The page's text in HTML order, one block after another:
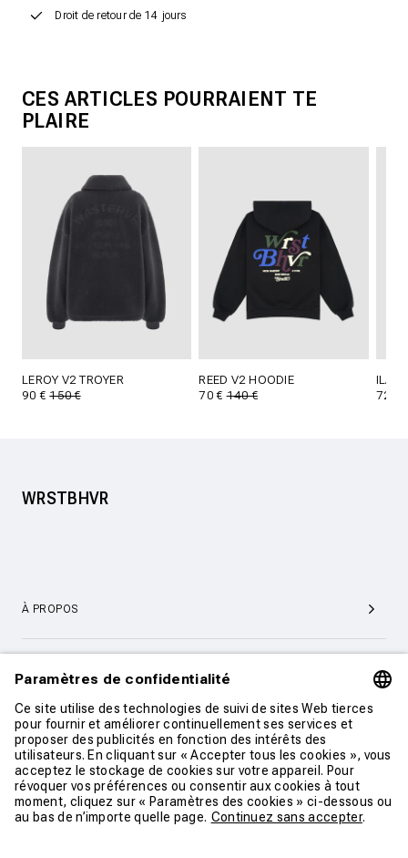
Droit de retour de 14 jours
CES ARTICLES POURRAIENT TE
PLAIRE
LEROY V2 TROYER
90 €150 €
REED V2 HOODIE
70 €140 €
ILAY
72 €
WRSTBHVR
À PROPOS
CONTACT